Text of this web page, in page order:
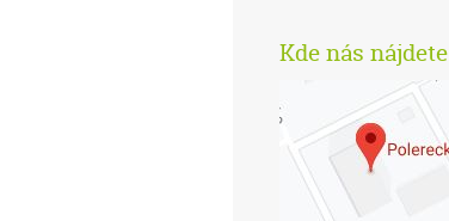
Kde nás nájdete